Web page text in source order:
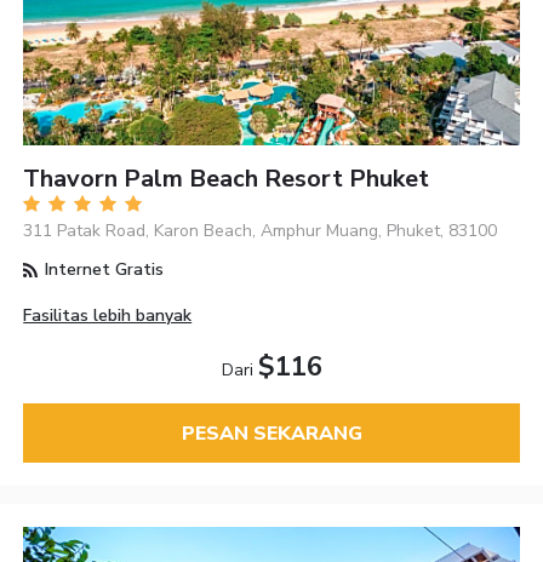
Thavorn Palm Beach Resort Phuket
311 Patak Road, Karon Beach, Amphur Muang, Phuket, 83100
Internet Gratis
Fasilitas lebih banyak
Dari $116
PESAN SEKARANG